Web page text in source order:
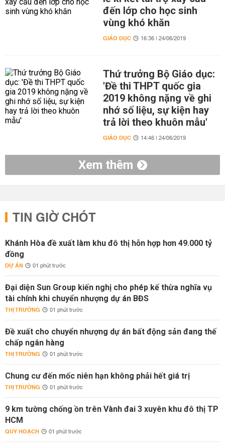
đến lớp cho học sinh
vùng khó khăn
GIÁO DỤC 16:36 | 24/06/2019
Thứ trưởng Bộ Giáo dục:
'Đề thi THPT quốc gia
2019 không nặng về ghi
nhớ số liệu, sự kiện hay
trả lời theo khuôn mẫu'
GIÁO DỤC 14:46 | 24/06/2019
Xem thêm
TIN GIỜ CHÓT
Khánh Hòa đề xuất làm khu đô thị hỗn hợp hơn 49.000 tỷ
đồng
DỰ ÁN 01 phút trước
Đại diện Sun Group kiến nghị cho phép kế thừa nghĩa vụ
tài chính khi chuyển nhượng dự án BĐS
THỊ TRƯỜNG 01 phút trước
Đề xuất cho chuyển nhượng dự án bất động sản đang thế
chấp ngân hàng
THỊ TRƯỜNG 01 phút trước
Chung cư đến mốc niên hạn không phải hết giá trị
THỊ TRƯỜNG 01 phút trước
9 km tường chống ồn trên Vành đai 3 xuyên khu đô thị TP
HCM
QUY HOẠCH 01 phút trước